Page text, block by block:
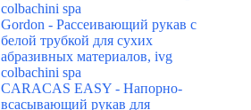
colbachini spa
Gordon - Рассеивающий рукав с
белой трубкой для сухих
абразивных материалов, ivg
colbachini spa
CARACAS EASY - Напорно-
всасывающий рукав для